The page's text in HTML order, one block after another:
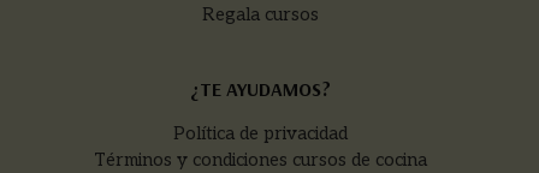
Regala cursos
¿TE AYUDAMOS?
Política de privacidad
Términos y condiciones cursos de cocina